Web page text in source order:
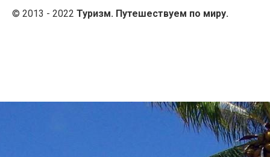
© 2013 - 2022 Туризм. Путешествуем по миру.